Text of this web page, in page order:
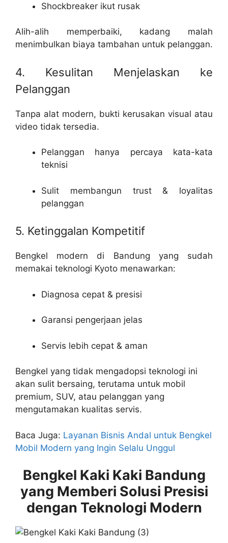
Shockbreaker ikut rusak
Alih-alih memperbaiki, kadang malah
menimbulkan biaya tambahan untuk pelanggan.
4. Kesulitan Menjelaskan ke
Pelanggan
Tanpa alat modern, bukti kerusakan visual atau
video tidak tersedia.
Pelanggan hanya percaya kata-kata
teknisi
Sulit membangun trust & loyalitas
pelanggan
5. Ketinggalan Kompetitif
Bengkel modern di Bandung yang sudah
memakai teknologi Kyoto menawarkan:
Diagnosa cepat & presisi
Garansi pengerjaan jelas
Servis lebih cepat & aman
Bengkel yang tidak mengadopsi teknologi ini
akan sulit bersaing, terutama untuk mobil
premium, SUV, atau pelanggan yang
mengutamakan kualitas servis.
Baca Juga: Layanan Bisnis Andal untuk Bengkel
Mobil Modern yang Ingin Selalu Unggul
Bengkel Kaki Kaki Bandung
yang Memberi Solusi Presisi
dengan Teknologi Modern